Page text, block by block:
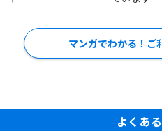
マンガでわかる！ご
よくあ